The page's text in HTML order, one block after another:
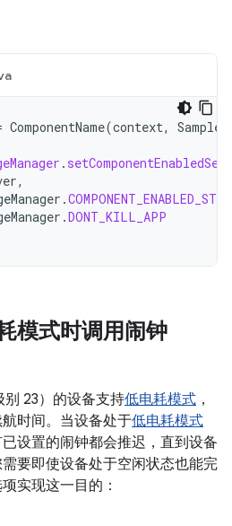
ComponentName(context,
.
,
.
.DONT_KILL_APP
模式时调用闹钟
23）的设备支持低电耗模式 ，
时间。当设备处于低电耗模式
设置的闹钟都会推迟，直到设备
要即使设备处于空闲状态也能完
实现这一目的：